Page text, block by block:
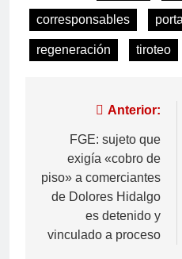
corresponsables
regeneración tiroteo
Anterior:
FGE: sujeto que
exigía «cobro de
piso» a comerciantes
de Dolores Hidalgo
es detenido y
vinculado a proceso